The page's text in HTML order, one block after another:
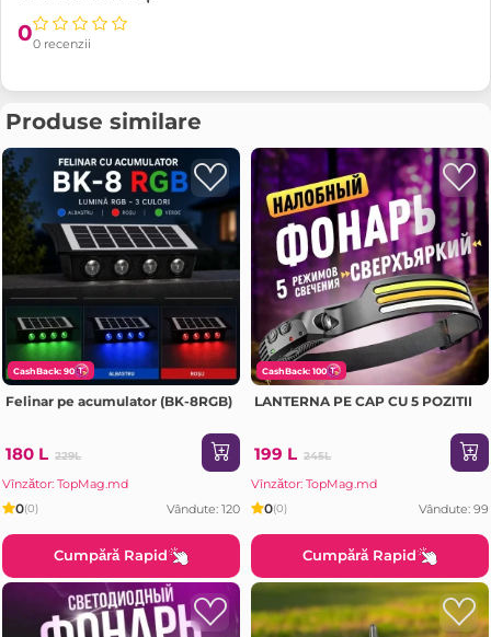
00 recenzii
Produse similare
CashBack: 90
Felinar pe acumulator (BK-8RGB)
180 L 229L
Vînzător: TopMag.md
0(0) Vândute: 120
Cumpără Rapid
CashBack: 100
LANTERNA PE CAP CU 5 POZITII
199 L 245L
Vînzător: TopMag.md
0(0) Vândute: 99
Cumpără Rapid